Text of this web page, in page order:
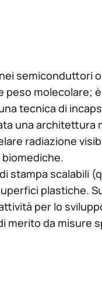
semiconduttori
peso molecolare;
tecnica di
una architettura
radiazione
stampa scalabili
plastiche.
per lo
merito da misure